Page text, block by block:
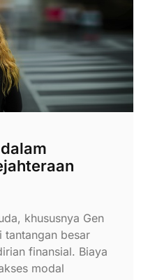
khususnya Gen
tantangan besar
finansial. Biaya
modal